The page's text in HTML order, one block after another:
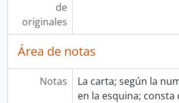
de
originales
Área de notas
Notas
La carta; según la
en la esquina; consta